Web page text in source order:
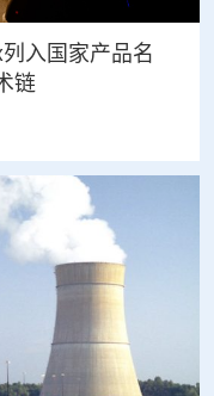
入国家产品名
链